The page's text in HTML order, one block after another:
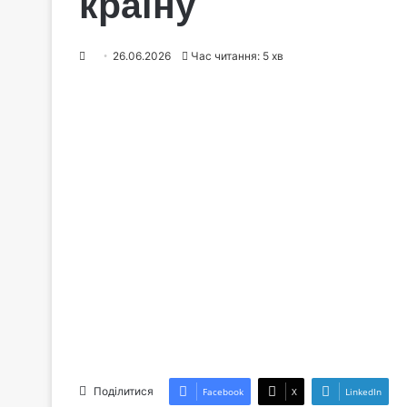
26.06.2026 Час читання: 5 хв
Поділитися Facebook X LinkedIn